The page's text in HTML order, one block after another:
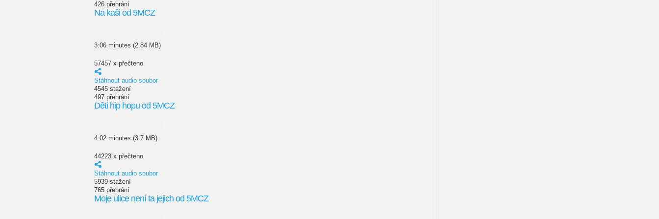
426 přehrání
Na kaši od 5MCZ
3:06 minutes (2.84 MB)
57457 x přečteno
Stáhnout audio soubor
4545 stažení
497 přehrání
Děti hip hopu od 5MCZ
4:02 minutes (3.7 MB)
44223 x přečteno
Stáhnout audio soubor
5939 stažení
765 přehrání
Moje ulice není ta jejich od 5MCZ